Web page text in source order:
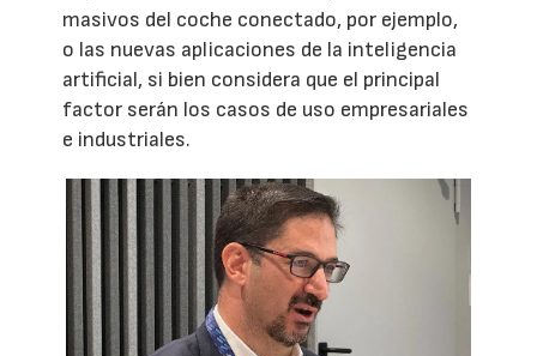
masivos del coche conectado, por ejemplo,
o las nuevas aplicaciones de la inteligencia
artificial, si bien considera que el principal
factor serán los casos de uso empresariales
e industriales.